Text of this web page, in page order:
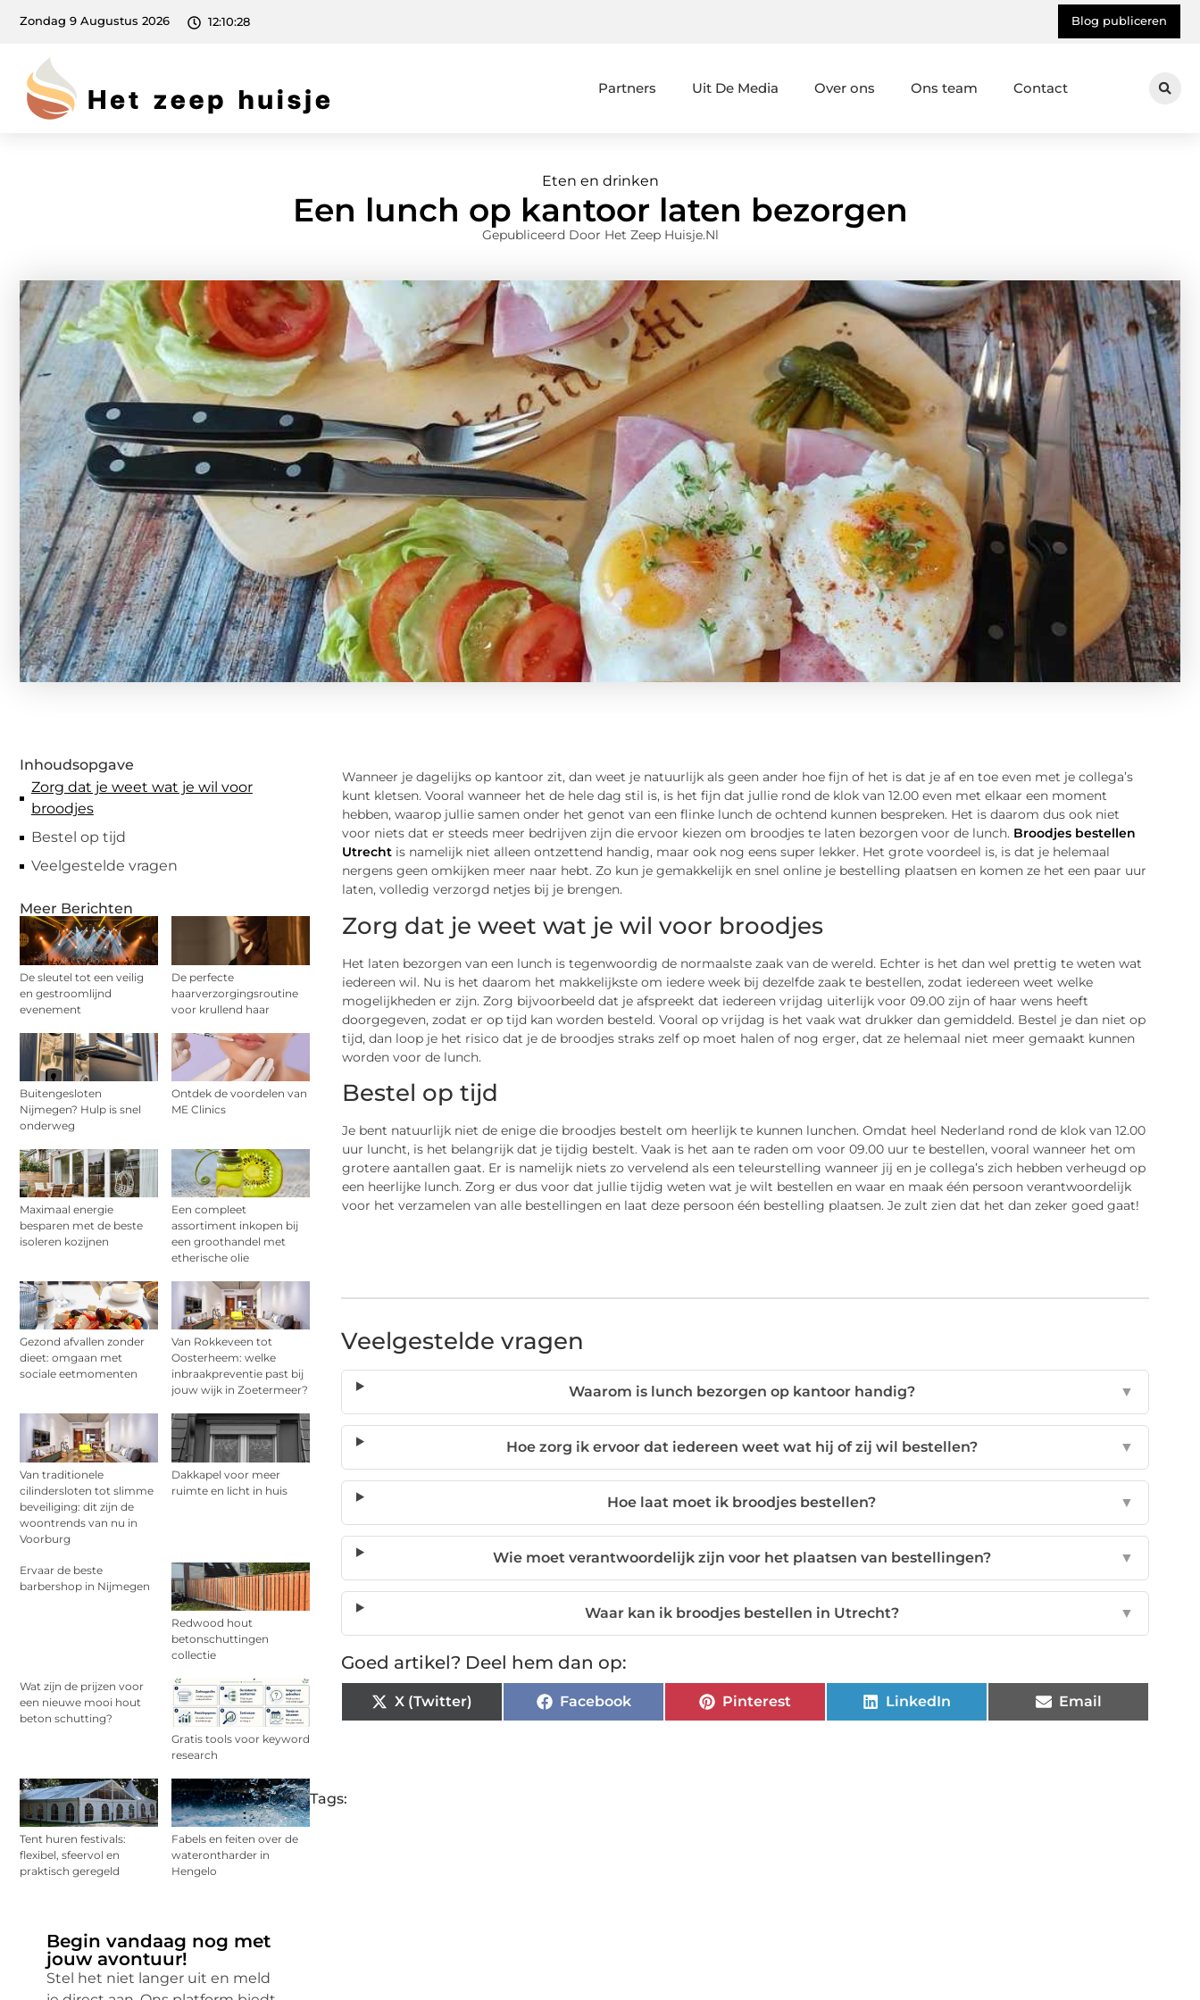
Zondag 9 Augustus 2026 12:10:30 Blog publiceren
Partners Uit De Media Over ons Ons team Contact
Eten en drinken
Een lunch op kantoor laten bezorgen
Gepubliceerd Door Het Zeep Huisje.nl
Inhoudsopgave
Zorg dat je weet wat je wil voor
broodjes
Bestel op tijd
Veelgestelde vragen
Meer Berichten
De sleutel tot een veilig
en gestroomlijnd
evenement
De perfecte
haarverzorgingsroutine
voor krullend haar
Buitengesloten
Nijmegen? Hulp is snel
onderweg
Ontdek de voordelen van
ME Clinics
Maximaal energie
besparen met de beste
isoleren kozijnen
Een compleet
assortiment inkopen bij
een groothandel met
etherische olie
Gezond afvallen zonder
dieet: omgaan met
sociale eetmomenten
Van Rokkeveen tot
Oosterheem: welke
inbraakpreventie past bij
jouw wijk in Zoetermeer?
Van traditionele
cilindersloten tot slimme
beveiliging: dit zijn de
woontrends van nu in
Voorburg
Dakkapel voor meer
ruimte en licht in huis
Ervaar de beste
barbershop in Nijmegen
Redwood hout
betonschuttingen
collectie
Wat zijn de prijzen voor
een nieuwe mooi hout
beton schutting?
Gratis tools voor keyword
research
Tent huren festivals:
flexibel, sfeervol en
praktisch geregeld
Fabels en feiten over de
waterontharder in
Hengelo
Begin vandaag nog met
jouw avontuur!
Stel het niet langer uit en meld
Wanneer je dagelijks op kantoor zit, dan weet je natuurlijk als geen ander hoe fijn of het is dat je af en toe even met je collega’s
kunt kletsen. Vooral wanneer het de hele dag stil is, is het fijn dat jullie rond de klok van 12.00 even met elkaar een moment
hebben, waarop jullie samen onder het genot van een flinke lunch de ochtend kunnen bespreken. Het is daarom dus ook niet
voor niets dat er steeds meer bedrijven zijn die ervoor kiezen om broodjes te laten bezorgen voor de lunch. Broodjes bestellen
Utrecht is namelijk niet alleen ontzettend handig, maar ook nog eens super lekker. Het grote voordeel is, is dat je helemaal
nergens geen omkijken meer naar hebt. Zo kun je gemakkelijk en snel online je bestelling plaatsen en komen ze het een paar uur
laten, volledig verzorgd netjes bij je brengen.
Zorg dat je weet wat je wil voor broodjes
Het laten bezorgen van een lunch is tegenwoordig de normaalste zaak van de wereld. Echter is het dan wel prettig te weten wat
iedereen wil. Nu is het daarom het makkelijkste om iedere week bij dezelfde zaak te bestellen, zodat iedereen weet welke
mogelijkheden er zijn. Zorg bijvoorbeeld dat je afspreekt dat iedereen vrijdag uiterlijk voor 09.00 zijn of haar wens heeft
doorgegeven, zodat er op tijd kan worden besteld. Vooral op vrijdag is het vaak wat drukker dan gemiddeld. Bestel je dan niet op
tijd, dan loop je het risico dat je de broodjes straks zelf op moet halen of nog erger, dat ze helemaal niet meer gemaakt kunnen
worden voor de lunch.
Bestel op tijd
Je bent natuurlijk niet de enige die broodjes bestelt om heerlijk te kunnen lunchen. Omdat heel Nederland rond de klok van 12.00
uur luncht, is het belangrijk dat je tijdig bestelt. Vaak is het aan te raden om voor 09.00 uur te bestellen, vooral wanneer het om
grotere aantallen gaat. Er is namelijk niets zo vervelend als een teleurstelling wanneer jij en je collega’s zich hebben verheugd op
een heerlijke lunch. Zorg er dus voor dat jullie tijdig weten wat je wilt bestellen en waar en maak één persoon verantwoordelijk
voor het verzamelen van alle bestellingen en laat deze persoon één bestelling plaatsen. Je zult zien dat het dan zeker goed gaat!
Veelgestelde vragen
Waarom is lunch bezorgen op kantoor handig? ▼
Hoe zorg ik ervoor dat iedereen weet wat hij of zij wil bestellen? ▼
Hoe laat moet ik broodjes bestellen? ▼
Wie moet verantwoordelijk zijn voor het plaatsen van bestellingen? ▼
Waar kan ik broodjes bestellen in Utrecht? ▼
Goed artikel? Deel hem dan op:
X (Twitter) Facebook Pinterest LinkedIn Email
Tags: